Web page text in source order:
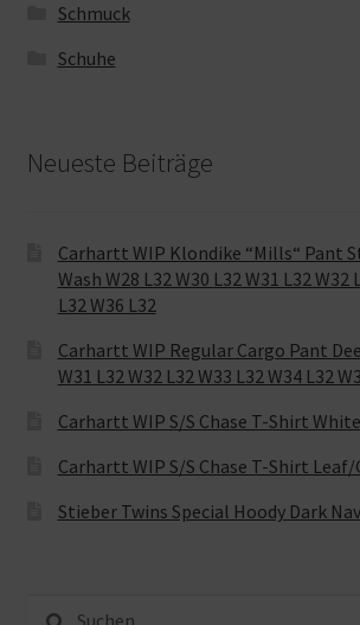
Schmuck
Schuhe
Neueste Beiträge
Carhartt WIP Klondike “Mills“ Pant
Wash W28 L32 W30 L32 W31 L32 W32
L32 W36 L32
Carhartt WIP Regular Cargo Pant
W31 L32 W32 L32 W33 L32 W34 L32
Carhartt WIP S/S Chase T-Shirt
Carhartt WIP S/S Chase T-Shirt Leaf/
Stieber Twins Special Hoody Dark